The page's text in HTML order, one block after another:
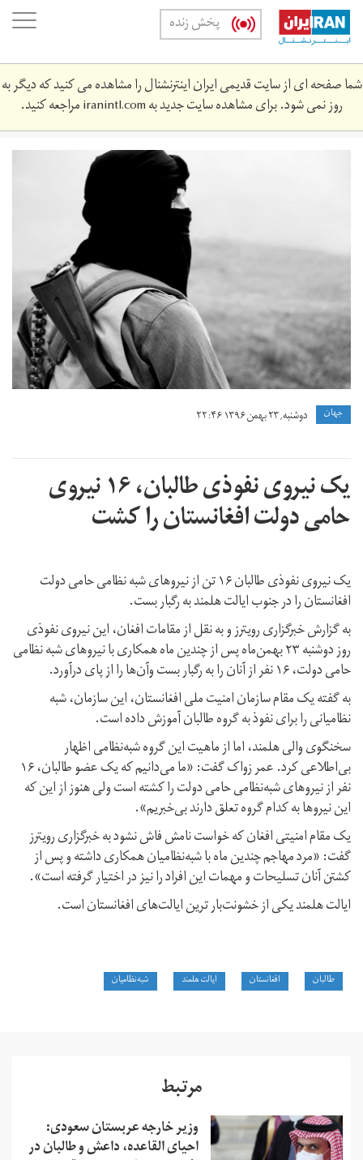
Skip
main
content
پخش زنده
شما صفحه ای از سایت قدیمی ایران اینترنشنال را مشاهده می کنید که دیگر به
روز نمی شود. برای مشاهده سایت جدید بهiranintl.comمراجعه کنید.
islamammamaisti.jpg
جهان دوشنبه, ۲۳ بهمن ۱۳۹۶ ۲۲:۴۶
یک نیروی نفوذی طالبان، ۱۶ نیروی
حامی دولت افغانستان را کشت
یک نیروی نفوذی طالبان ۱۶ تن از نیروهای شبه نظامی حامی دولت
افغانستان را در جنوب ایالت هلمند به رگبار بست.
به گزارش خبرگزاری رویترز و به نقل از مقامات افغان، این نیروی نفوذی
روز دوشنبه ۲۳ بهمن‌ماه پس از چندین ماه همکاری با نیروهای شبه نظامی
حامی دولت، ۱۶ نفر از آنان را به رگبار بست وآن‌ها را از پای درآورد.
به گفته یک مقام سازمان امنیت ملی افغانستان، این سازمان، شبه
نظامیانی را برای نفوذ به گروه طالبان آموزش داده است.
سخنگوی والی هلمند، اما از ماهیت این گروه شبه‌نظامی اظهار
بی‌اطلاعی کرد. عمر زواک گفت: «ما می‌دانیم که یک عضو طالبان، ۱۶
نفر از نیروهای شبه‌نظامی حامی دولت را کشته است ولی هنوز از این که
این نیروها به کدام گروه تعلق دارند بی‌خبریم».
یک مقام امنیتی افغان که خواست نامش فاش نشود به خبرگزاری رویترز
گفت: «مرد مهاجم چندین ماه با شبه‌نظامیان همکاری داشته و پس از
کشتن آنان تسلیحات و مهمات این افراد را نیز در اختیار گرفته است».
ایالت هلمند یکی از خشونت‌بار ترین ایالت‌های افغانستان است.
طالبان افغانستان ایالت هلمند شبه‌نظامیان
مرتبط
وزیر خارجه عربستان سعودی:
احیای القاعده،‌ داعش و طالبان در